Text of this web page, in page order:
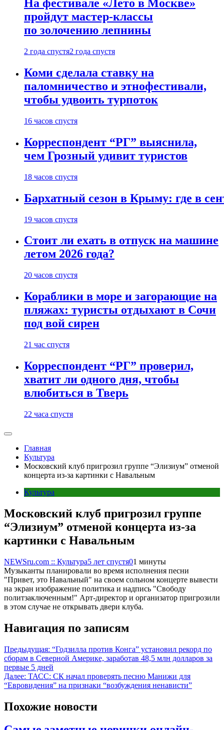
На фестивале «Лето в Москве»
пройдут мастер-классы
по золочению лепнины
2 года спустя2 года спустя
Коми сделала ставку на
паломничество и этнофестивали,
чтобы удвоить турпоток
16 часов спустя
Корреспондент “РГ” выяснила,
чем Грозный удивит туристов
18 часов спустя
Бархатный сезон в Крыму: где в
19 часов спустя
Стоит ли ехать в отпуск на машине
летом 2026 года?
20 часов спустя
Кораблики в море и загорающие на
пляжах: туристы отдыхают в Сочи
под вой сирен
21 час спустя
Корреспондент “РГ” проверил,
хватит ли одного дня, чтобы
влюбиться в Тверь
22 часа спустя
Главная
Культура
Московский клуб пригрозил группе “Элизиум” отменой
концерта из-за картинки с Навальным
Культура
Московский клуб пригрозил группе
“Элизиум” отменой концерта из-за
картинки с Навальным
NEWSru.com :: Культура5 лет спустя01 минуты
Музыканты планировали во время исполнения песни
"Привет, это Навальный" на своем сольном концерте вывести
на экран изображение политика и надпись "Свободу
политзаключенным!" Арт-директор и организатор пригрозили
в этом случае не открывать двери клуба.
Навигация по записям
Предыдущая: “Годзилла против Конга” установил рекорд по
сборам в Северной Америке, заработав 48,5 млн долларов за
первые 5 дней
Далее: ТАСС: СК начал проверять песню Манижи для
“Евровидения” на признаки “возбуждения ненависти”
Похожие новости